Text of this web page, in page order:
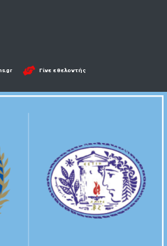
Γίνε εθελοντής